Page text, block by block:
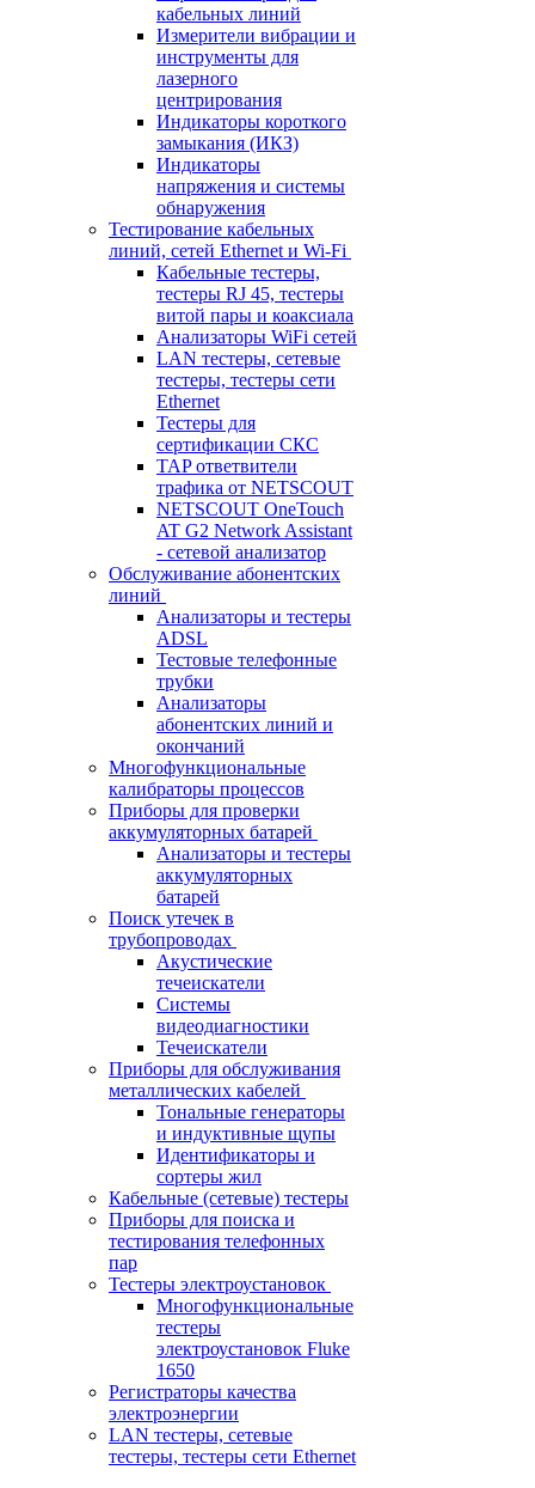
кабельных линий
Измерители вибрации и
инструменты для
лазерного
центрирования
Индикаторы короткого
замыкания (ИКЗ)
Индикаторы
напряжения и системы
обнаружения
Тестирование кабельных
линий, сетей Ethernet и Wi-Fi
Кабельные тестеры,
тестеры RJ 45, тестеры
витой пары и коаксиала
Анализаторы WiFi сетей
LAN тестеры, сетевые
тестеры, тестеры сети
Ethernet
Тестеры для
сертификации СКС
TAP ответвители
трафика от NETSCOUT
NETSCOUT OneTouch
AT G2 Network Assistant
- сетевой анализатор
Обслуживание абонентских
линий
Анализаторы и тестеры
ADSL
Тестовые телефонные
трубки
Анализаторы
абонентских линий и
окончаний
Многофункциональные
калибраторы процессов
Приборы для проверки
аккумуляторных батарей
Анализаторы и тестеры
аккумуляторных
батарей
Поиск утечек в
трубопроводах
Акустические
течеискатели
Системы
видеодиагностики
Течеискатели
Приборы для обслуживания
металлических кабелей
Тональные генераторы
и индуктивные щупы
Идентификаторы и
сортеры жил
Кабельные (сетевые) тестеры
Приборы для поиска и
тестирования телефонных
пар
Тестеры электроустановок
Многофункциональные
тестеры
электроустановок Fluke
1650
Регистраторы качества
электроэнергии
LAN тестеры, сетевые
тестеры, тестеры сети Ethernet